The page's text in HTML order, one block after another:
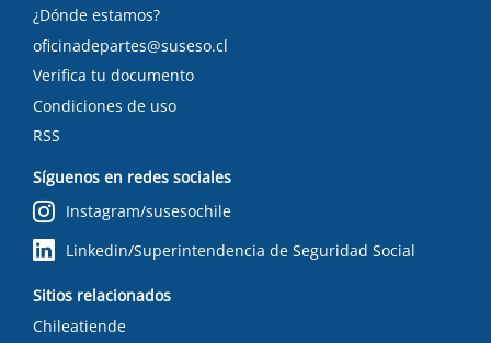
¿Dónde estamos?
oficinadepartes@suseso.cl
Verifica tu documento
Condiciones de uso
RSS
Síguenos en redes sociales
Instagram/susesochile
Linkedin/Superintendencia de Seguridad Social
Sitios relacionados
Chileatiende